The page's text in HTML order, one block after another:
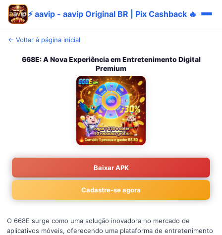
⚡ aavip - aavip Original BR | Pix Cashback 🔥
← Voltar à página inicial
668E: A Nova Experiência em Entretenimento Digital
Premium
Baixar APK
Cadastre-se agora
O 668E surge como uma solução inovadora no mercado de
aplicativos móveis, oferecendo uma plataforma de entretenimento